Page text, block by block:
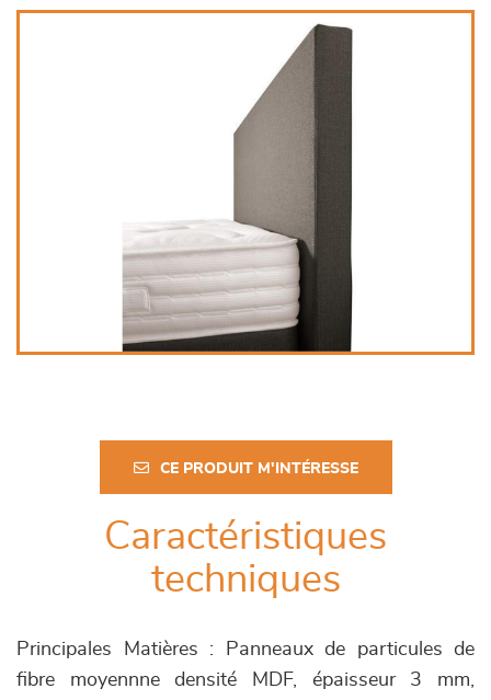
CE PRODUIT M'INTÉRESSE
Caractéristiques
techniques
Principales Matières : Panneaux de particules de
fibre moyennne densité MDF, épaisseur 3 mm,